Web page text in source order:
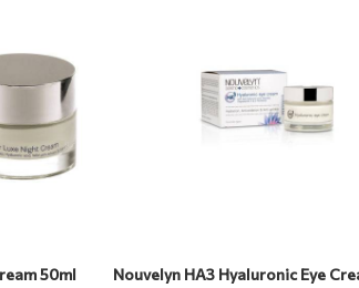
50ml Nouvelyn HA3 Hyaluronic Eye